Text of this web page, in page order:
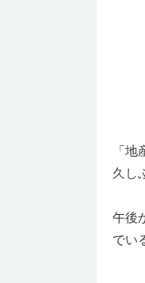
「
久し
午後
でい